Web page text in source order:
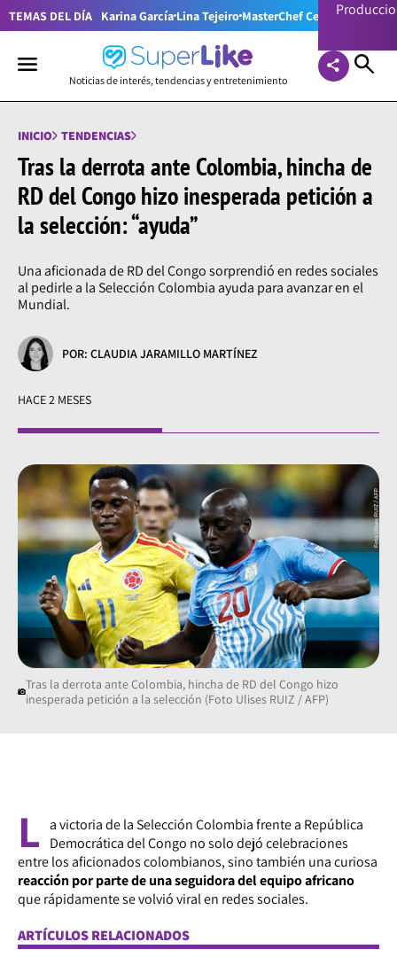
TEMAS DEL DÍA Karina García Lina Tejeiro MasterChef Celebrity
Noticias de interés, tendencias y entretenimiento
INICIO TENDENCIAS
Tras la derrota ante Colombia, hincha de
RD del Congo hizo inesperada petición a
la selección: “ayuda”
Una aficionada de RD del Congo sorprendió en redes sociales
al pedirle a la Selección Colombia ayuda para avanzar en el
Mundial.
POR: CLAUDIA JARAMILLO MARTÍNEZ
HACE 2 MESES
Tras la derrota ante Colombia, hincha de RD del Congo hizo
inesperada petición a la selección (Foto Ulises RUIZ / AFP)
L
a victoria de la Selección Colombia frente a República
Democrática del Congo no solo dejó celebraciones
entre los aficionados colombianos, sino también una curiosa
reacción por parte de una seguidora del equipo africano
que rápidamente se volvió viral en redes sociales.
ARTÍCULOS RELACIONADOS